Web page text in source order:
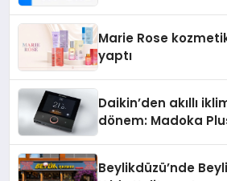
Marie Rose
yaptı
Daikin’den akıllı
dönem: Madoka
Beylikdüzü’nde